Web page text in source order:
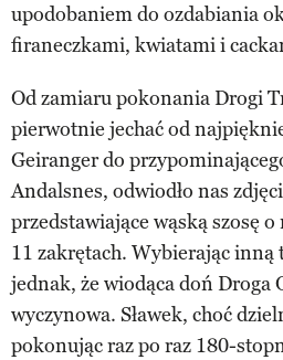
upodobaniem do ozdabiania
firaneczkami, kwiatami i
Od zamiaru pokonania Drogi
pierwotnie jechać od
Geiranger do
Andalsnes, odwiodło nas
przedstawiające wąską szosę
11 zakrętach. Wybierając
jednak, że wiodąca doń Droga
wyczynowa. Sławek, choć
pokonując raz po raz 180-